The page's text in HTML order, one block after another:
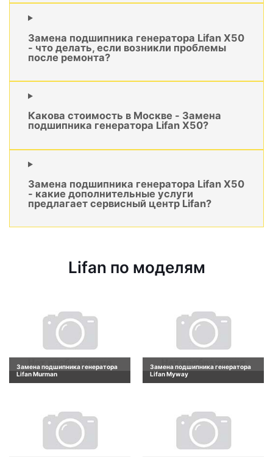
Замена подшипника генератора Lifan X50
- что делать, если возникли проблемы
после ремонта?
Какова стоимость в Москве - Замена
подшипника генератора Lifan X50?
Замена подшипника генератора Lifan X50
- какие дополнительные услуги
предлагает сервисный центр Lifan?
Lifan по моделям
Замена подшипника генератора
Lifan Murman
Замена подшипника генератора
Lifan Myway